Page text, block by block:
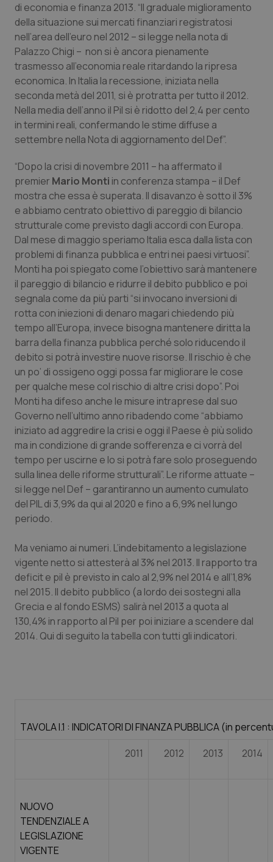
Basilicata
Calabria
Campania
Emilia-Romagna
Friuli Venezia Giulia
Lazio
Liguria
Lombardia
Marche
Molise
Piemonte
Provincia Autonoma di Bolzano
Provincia Autonoma di Trento
Puglia
Sardegna
Sicilia
Toscana
Umbria
Valle D’Aosta
Veneto
Artrite & artrosi
Asma & BPCO
Car-T
Colesterolo & coronaropatie
Dermatite Atopica
Diabete & glucometri
Disturbi dell’umore
Dolore
Donna & Salute
Epatiti
HIV
Infezioni & Febbre
Ipertensione & Scompenso
Malattie rare
Malattia di Crohn & Rettocolite Ulcerosa
Neuroscienze & patologie neurodegenerative
Obesità
Oftalmologia
Oncodermatologia
Oncoematologia
Quotidiano Chirurgia
Quotidiano Pediatria
Rene & patologie urogenitali
QS Club Newsletter
di economia e finanza 2013. “Il graduale miglioramento
della situazione sui mercati finanziari registratosi
nell’area dell’euro nel 2012 – si legge nella nota di
Palazzo Chigi – non si è ancora pienamente
trasmesso all’economia reale ritardando la ripresa
economica. In Italia la recessione, iniziata nella
seconda metà del 2011, si è protratta per tutto il 2012.
Nella media dell’anno il Pil si è ridotto del 2,4 per cento
in termini reali, confermando le stime diffuse a
settembre nella Nota di aggiornamento del Def”.
“Dopo la crisi di novembre 2011 – ha affermato il
premier Mario Monti in conferenza stampa – il Def
mostra che essa è superata. Il disavanzo è sotto il 3%
e abbiamo centrato obiettivo di pareggio di bilancio
strutturale come previsto dagli accordi con Europa.
Dal mese di maggio speriamo Italia esca dalla lista con
problemi di finanza pubblica e entri nei paesi virtuosi”.
Monti ha poi spiegato come l’obiettivo sarà mantenere
il pareggio di bilancio e ridurre il debito pubblico e poi
segnala come da più parti “si invocano inversioni di
rotta con iniezioni di denaro magari chiedendo più
tempo all’Europa, invece bisogna mantenere diritta la
barra della finanza pubblica perché solo riducendo il
debito si potrà investire nuove risorse. Il rischio è che
un po’ di ossigeno oggi possa far migliorare le cose
per qualche mese col rischio di altre crisi dopo”. Poi
Monti ha difeso anche le misure intraprese dal suo
Governo nell’ultimo anno ribadendo come “abbiamo
iniziato ad aggredire la crisi e oggi il Paese è più solido
ma in condizione di grande sofferenza e ci vorrà del
tempo per uscirne e lo si potrà fare solo proseguendo
sulla linea delle riforme strutturali”. Le riforme attuate –
si legge nel Def – garantiranno un aumento cumulato
del PIL di 3,9% da qui al 2020 e fino a 6,9% nel lungo
periodo.
Ma veniamo ai numeri. L’indebitamento a legislazione
vigente netto si attesterà al 3% nel 2013. Il rapporto tra
deficit e pil è previsto in calo al 2,9% nel 2014 e all’1,8%
nel 2015. Il debito pubblico (a lordo dei sostegni alla
Grecia e al fondo ESMS) salirà nel 2013 a quota al
130,4% in rapporto al Pil per poi iniziare a scendere dal
2014. Qui di seguito la tabella con tutti gli indicatori.
TAVOLA I.1 : INDICATORI DI FINANZA PUBBLICA (in
2011
2012 2013 2014
NUOVO
TENDENZIALE A
LEGISLAZIONE
VIGENTE